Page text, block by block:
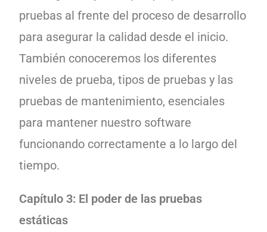
pruebas al frente del proceso de desarrollo
para asegurar la calidad desde el inicio.
También conoceremos los diferentes
niveles de prueba, tipos de pruebas y las
pruebas de mantenimiento, esenciales
para mantener nuestro software
funcionando correctamente a lo largo del
tiempo.
Capítulo 3: El poder de las pruebas
estáticas